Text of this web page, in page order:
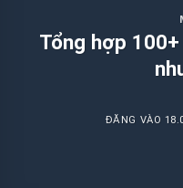
Tổng hợp
ĐĂNG VÀO